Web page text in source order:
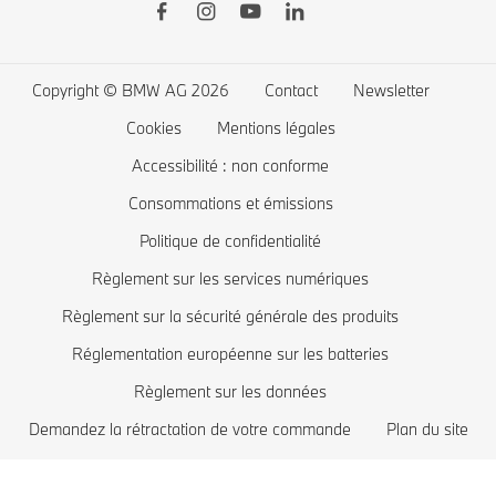
Mise à jour logiciel Remote Software Upgrade
Offres exclusives BMW
Comparez les modèles BMW
Boutique Lifestyle BMW
Reprise de votre véhicule
Réservez votre essai
Recommandation personnalisée de BMW
BMW Série 2
BMW Série 1
BMW M
Coût des voitures électriques
BMW hybrides rechargeables
Copyright © BMW AG 2026 Contact
Newsletter
Cookies
Mentions légales
Accessibilité : non conforme
Consommations et émissions
Politique de confidentialité
Règlement sur les services numériques
Règlement sur la sécurité générale des produits
Réglementation européenne sur les batteries
Règlement sur les données
Demandez la rétractation de votre commande
Plan du site